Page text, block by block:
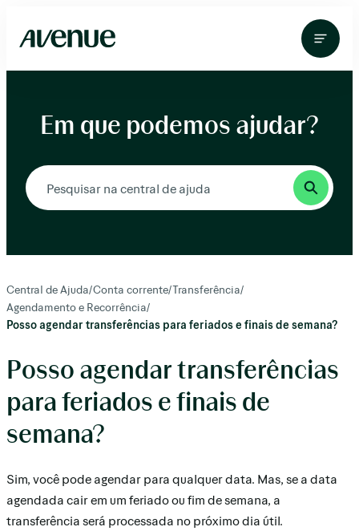
para
conteúdo
Em que podemos ajudar?
Central de Ajuda/Conta corrente/Transferência/
Agendamento e Recorrência/
Posso agendar transferências para feriados e finais de semana?
Posso agendar transferências
para feriados e finais de
semana?
Sim, você pode agendar para qualquer data. Mas, se a data
agendada cair em um feriado ou fim de semana, a
transferência será processada no próximo dia útil.